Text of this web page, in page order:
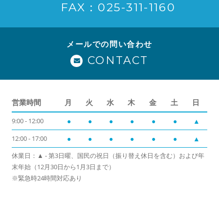
FAX：025-311-1160
メールでの問い合わせ
CONTACT
営業時間 月 火 水 木 金 土 日
9:00 - 12:00 ● ● ● ● ● ● ▲
12:00 - 17:00 ● ● ● ● ● ● ▲
休業日：▲ - 第3日曜、国民の祝日（振り替え休日を含む）および年
末年始（12月30日から1月3日まで）
※緊急時24時間対応あり